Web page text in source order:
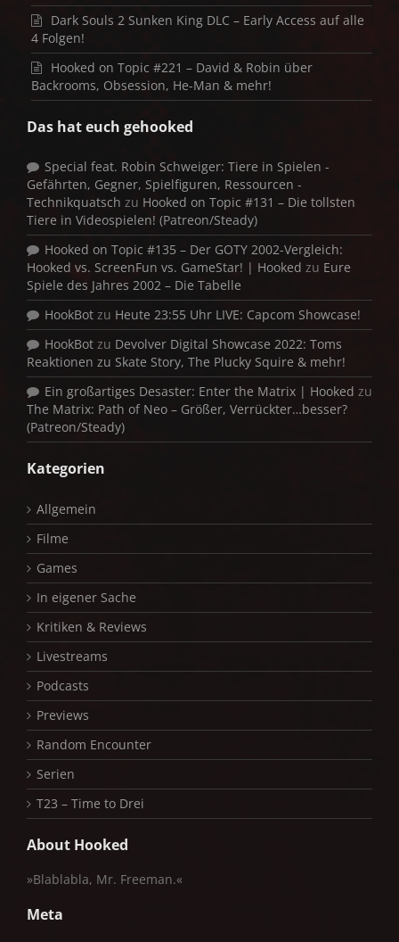
Dark Souls 2 Sunken King DLC – Early Access auf alle
4 Folgen!
Hooked on Topic #221 – David & Robin über
Backrooms, Obsession, He-Man & mehr!
Das hat euch gehooked
Special feat. Robin Schweiger: Tiere in Spielen -
Gefährten, Gegner, Spielfiguren, Ressourcen -
Technikquatsch zu Hooked on Topic #131 – Die tollsten
Tiere in Videospielen! (Patreon/Steady)
Hooked on Topic #135 – Der GOTY 2002-Vergleich:
Hooked vs. ScreenFun vs. GameStar! | Hooked zu Eure
Spiele des Jahres 2002 – Die Tabelle
HookBot zu Heute 23:55 Uhr LIVE: Capcom Showcase!
HookBot zu Devolver Digital Showcase 2022: Toms
Reaktionen zu Skate Story, The Plucky Squire & mehr!
Ein großartiges Desaster: Enter the Matrix | Hooked zu
The Matrix: Path of Neo – Größer, Verrückter…besser?
(Patreon/Steady)
Kategorien
Allgemein
Filme
Games
In eigener Sache
Kritiken & Reviews
Livestreams
Podcasts
Previews
Random Encounter
Serien
T23 – Time to Drei
About Hooked
»Blablabla, Mr. Freeman.«
Meta